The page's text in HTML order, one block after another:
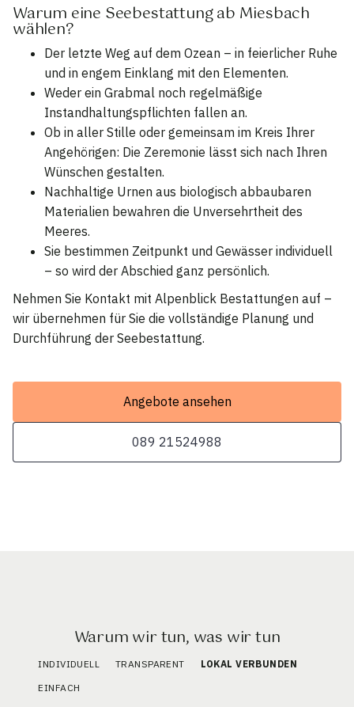
Warum eine Seebestattung ab Miesbach
wählen?
Der letzte Weg auf dem Ozean – in feierlicher Ruhe
und in engem Einklang mit den Elementen.
Weder ein Grabmal noch regelmäßige
Instandhaltungspflichten fallen an.
Ob in aller Stille oder gemeinsam im Kreis Ihrer
Angehörigen: Die Zeremonie lässt sich nach Ihren
Wünschen gestalten.
Nachhaltige Urnen aus biologisch abbaubaren
Materialien bewahren die Unversehrtheit des
Meeres.
Sie bestimmen Zeitpunkt und Gewässer individuell
– so wird der Abschied ganz persönlich.
Nehmen Sie Kontakt mit Alpenblick Bestattungen auf –
wir übernehmen für Sie die vollständige Planung und
Durchführung der Seebestattung.
Angebote ansehen
089 21524988
Warum wir tun, was wir tun
INDIVIDUELL TRANSPARENT LOKAL VERBUNDEN
EINFACH